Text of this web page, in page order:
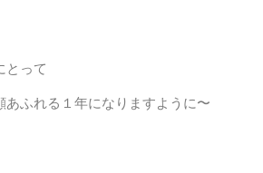
とって
あふれる１年になりますように〜